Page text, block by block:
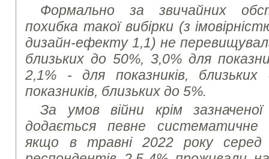
Формально за звичайних
похибка такої вибірки (з
дизайн-ефекту 1,1) не
близьких до 50%, 3,0% для
2,1% - для показників,
показників, близьких до 5%.
За умов війни крім
додається певне систематичне
якщо в травні 2022 року серед